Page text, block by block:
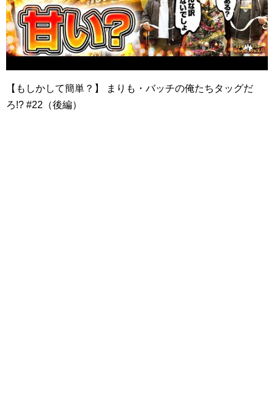
【もしかして簡単？】 まりも・バッチの俺たちタッグだ
ろ!? #22（後編）